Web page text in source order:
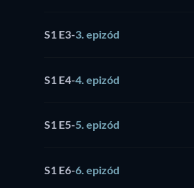
S1 E3-3. epizód
S1 E4-4. epizód
S1 E5-5. epizód
S1 E6-6. epizód